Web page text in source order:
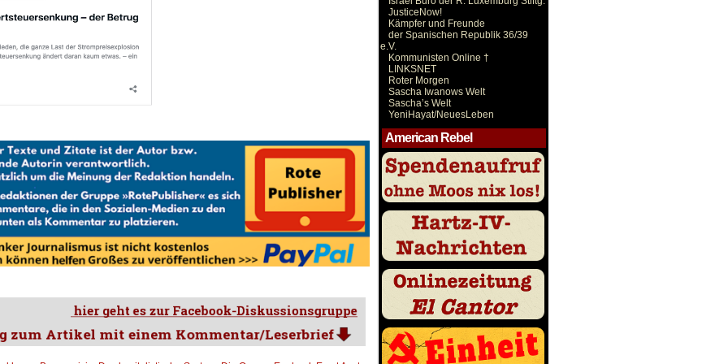
JusticeNow!
Kämpfer und Freunde
der Spanischen Republik 36/39
e.V.
Kommunisten Online †
LINKSNET
Roter Morgen
Sascha Iwanows Welt
Sascha’s Welt
YeniHayat/NeuesLeben
American Rebel